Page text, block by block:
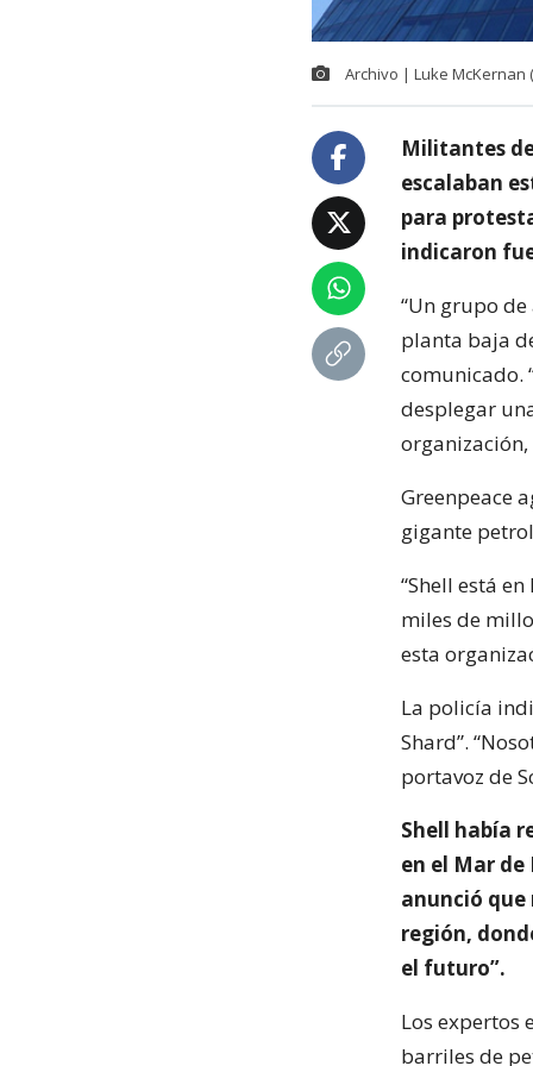
Archivo | Luke McKernan
Militantes
escalaban
para
indicaron
“Un grupo
planta baja
comunicado.
desplegar
organización,
Greenpeace
gigante
“Shell está
miles de
esta
La policía
Shard”.
portavoz de
Shell había
en el Mar
anunció que
región,
el futuro”.
Los expertos
barriles de